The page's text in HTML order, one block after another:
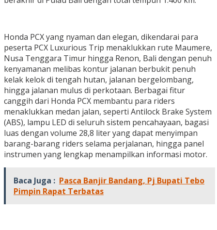
Honda PCX yang nyaman dan elegan, dikendarai para
peserta PCX Luxurious Trip menaklukkan rute Maumere,
Nusa Tenggara Timur hingga Renon, Bali dengan penuh
kenyamanan melibas kontur jalanan berbukit penuh
kelak kelok di tengah hutan, jalanan bergelombang,
hingga jalanan mulus di perkotaan. Berbagai fitur
canggih dari Honda PCX membantu para riders
menaklukkan medan jalan, seperti Antilock Brake System
(ABS), lampu LED di seluruh sistem pencahayaan, bagasi
luas dengan volume 28,8 liter yang dapat menyimpan
barang-barang riders selama perjalanan, hingga panel
instrumen yang lengkap menampilkan informasi motor.
Baca Juga : Pasca Banjir Bandang, Pj Bupati Tebo
Pimpin Rapat Terbatas